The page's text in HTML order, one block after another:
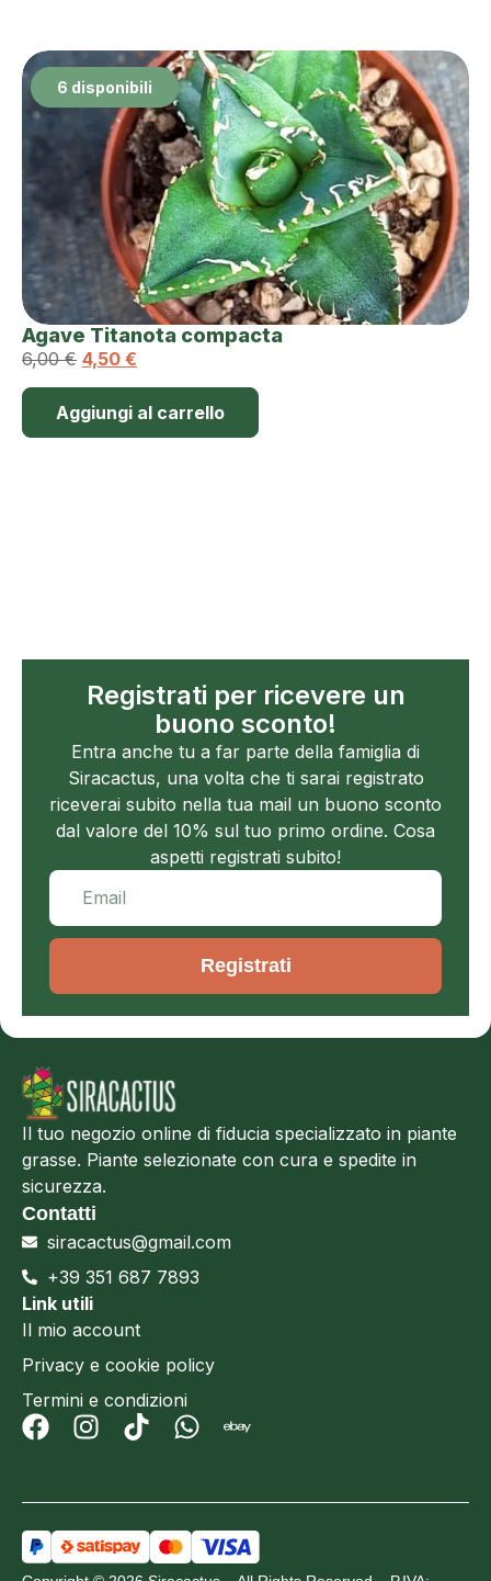
6 disponibili
Agave Titanota compacta
6,00€ 4,50 €
Aggiungi al carrello
Registrati per ricevere un
buono sconto!
Entra anche tu a far parte della famiglia di
Siracactus, una volta che ti sarai registrato
riceverai subito nella tua mail un buono sconto
dal valore del 10% sul tuo primo ordine. Cosa
aspetti registrati subito!
Registrati
Il tuo negozio online di fiducia specializzato in piante
grasse. Piante selezionate con cura e spedite in
sicurezza.
Contatti
siracactus@gmail.com
+39 351 687 7893
Link utili
Il mio account
Privacy e cookie policy
Termini e condizioni